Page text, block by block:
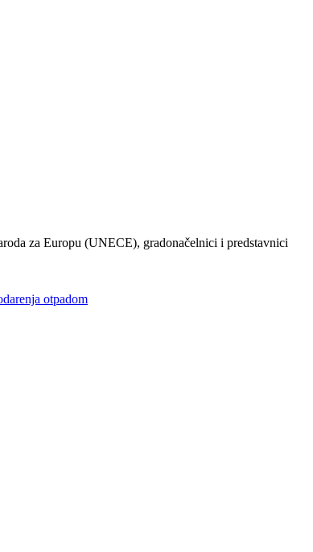
za Europu (UNECE), gradonačelnici i predstavnici
otpadom